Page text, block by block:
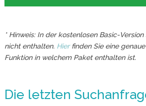
* Hinweis: In der kostenlosen Basic-
nicht enthalten. Hierfinden Sie eine
Funktion in welchem Paket enthalten ist.
Die letzten